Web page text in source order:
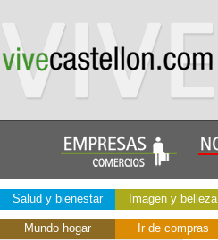
Salud y bienestar Imagen y belleza
Mundo hogar Ir de compras